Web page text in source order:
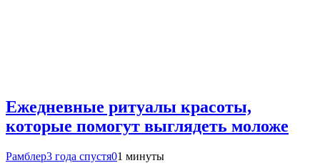
Ежедневные ритуалы красоты,
которые помогут выглядеть моложе
Рамблер3 года спустя01 минуты